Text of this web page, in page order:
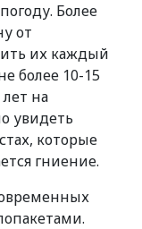
Более
от
их каждый
более 10-15
на
увидеть
которые
гниение.